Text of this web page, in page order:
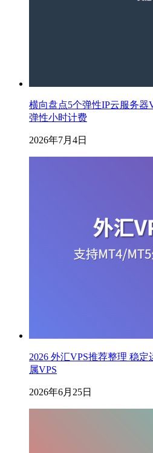
横向盘点5个弹性IP云服务器
弹性小时计费
2026年7月4日
2026 外汇VPS推荐整理 稳
属VPS
2026年6月25日